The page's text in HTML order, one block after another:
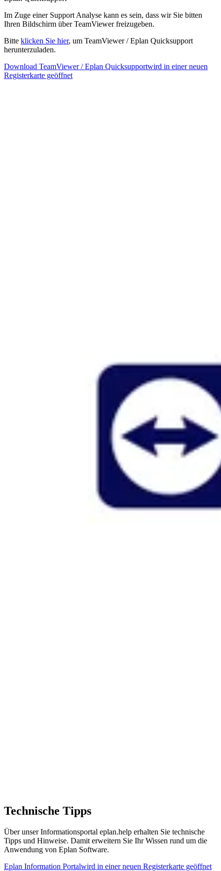
Im Zuge einer Support Analyse kann es sein, dass wir Sie bitten
Ihren Bildschirm über TeamViewer freizugeben.
Bitte klicken Sie hier, um TeamViewer / Eplan Quicksupport
herunterzuladen.
Download TeamViewer / Eplan Quicksupportwird in einer neuen
Registerkarte geöffnet
Technische Tipps
Über unser Informationsportal eplan.help erhalten Sie technische
Tipps und Hinweise. Damit erweitern Sie Ihr Wissen rund um die
Anwendung von Eplan Software.
Eplan Information Portalwird in einer neuen Registerkarte geöffnet